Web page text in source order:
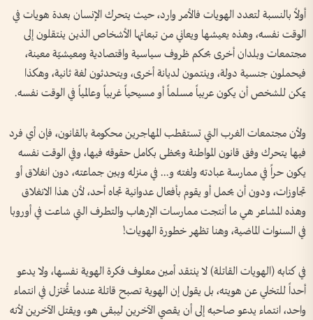
أولاً بالنسبة لتعدد الهويات فالأمر وارد، حيث يتحرك الإنسان بعدة هويات في
الوقت نفسه، وهذه يعيشها ويعاني من تبعاتها الأشخاص الذين ينتقلون إلى
مجتمعات وبلدان أخرى بحكم ظروف سياسية واقتصادية ومعيشيّة معينة،
فيحملون جنسية دولة، وينتمون لديانة أخرى، ويتحدثون لغة ثانية، وهكذا
يمكن للشخص أن يكون عربياً مسلماً أو مسيحياً غربياً وعالمياً في الوقت نفسه.
ولأن مجتمعات الغرب التي تستقطب المهاجرين محكومة بالقانون، فإن أي فرد
فيها يتحرك وفق قانون المواطنة ويحظى بكامل حقوقه فيها، وفي الوقت نفسه
يكون حراً في ممارسة عبادته ولغته و... في منزله وبين جماعته، دون انغلاق أو
تجاوزات، ودون أن يحمل أو يقوم بأفعال عدوانية تجاه أحد، لأن هذا الانغلاق
وهذه المشاعر هي ما أنتجت ممارسات الإرهاب والتطرف التي شاعت في أوروبا
في السنوات الماضية، وهنا تظهر خطورة الهويات!
في كتابه (الهويات القاتلة) لا ينتقد أمين معلوف فكرة الهوية نفسها، ولا يدعو
أحداً للتخلي عن هويته، بل يقول إن الهوية تصبح قاتلة عندما تُختزل في انتماء
واحد، انتماء يدعو صاحبه إلى أن يقصي الآخرين ليبقى هو، ويقتل الآخرين لأنه